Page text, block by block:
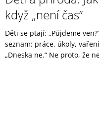
když „není čas“
Děti se ptají: „Půjdeme
seznam: práce, úkoly,
„Dneska ne.“ Ne proto, že